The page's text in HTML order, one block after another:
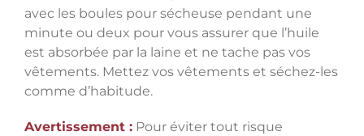
avec les boules pour sécheuse pendant une
minute ou deux pour vous assurer que l’huile
est absorbée par la laine et ne tache pas vos
vêtements. Mettez vos vêtements et séchez-les
comme d’habitude.
Avertissement :Pour éviter tout risque